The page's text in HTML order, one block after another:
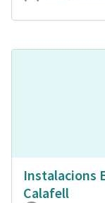
Instalacions
Calafell